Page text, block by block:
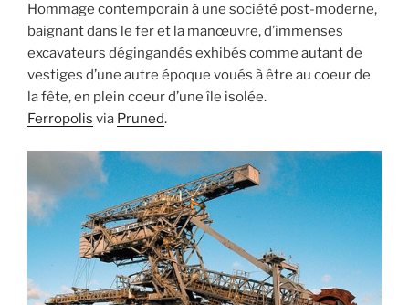
Hommage contemporain à une société post-moderne,
baignant dans le fer et la manœuvre, d’immenses
excavateurs dégingandés exhibés comme autant de
vestiges d’une autre époque voués à être au coeur de
la fête, en plein coeur d’une île isolée.
Ferropolis via Pruned.